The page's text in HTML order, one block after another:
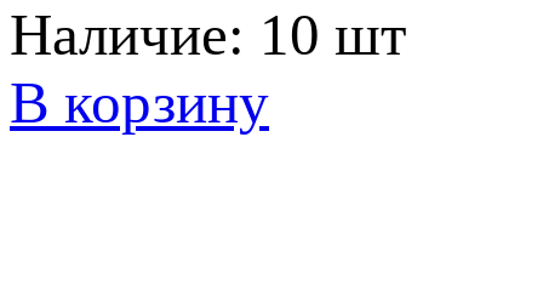
Наличие: 10 шт
В корзину